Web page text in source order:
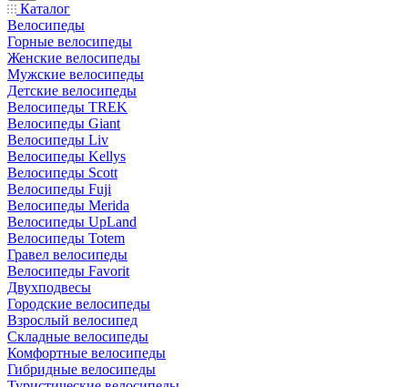
Каталог
Велосипеды
Горные велосипеды
Женские велосипеды
Мужские велосипеды
Детские велосипеды
Велосипеды TREK
Велосипеды Giant
Велосипеды Liv
Велосипеды Kellys
Велосипеды Scott
Велосипеды Fuji
Велосипеды Merida
Велосипеды UpLand
Велосипеды Totem
Гравел велосипеды
Велосипеды Favorit
Двухподвесы
Городские велосипеды
Взрослый велосипед
Складные велосипеды
Комфортные велосипеды
Гибридные велосипеды